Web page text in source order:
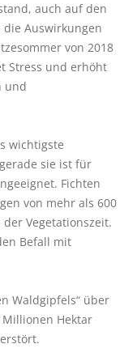
auch auf den
die Auswirkungen
von 2018
Stress und erhöht
und
wichtigste
sie ist für
Fichten
von mehr als 600
Vegetationszeit.
Befall mit
Waldgipfels“ über
Hektar